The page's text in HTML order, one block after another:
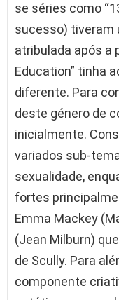
se séries como
sucesso) tiveram
atribulada após a
Education” tinha
diferente. Para
deste género de
inicialmente.
variados sub-
sexualidade,
fortes
Emma Mackey
(Jean Milburn)
de Scully. Para
componente